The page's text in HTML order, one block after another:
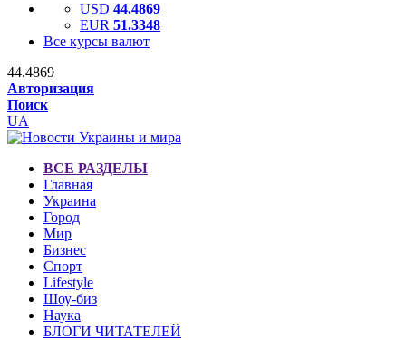
USD 44.4869
EUR 51.3348
Все курсы валют
44.4869
Авторизация
Поиск
UA
ВСЕ РАЗДЕЛЫ
Главная
Украина
Город
Мир
Бизнес
Спорт
Lifestyle
Шоу-биз
Наука
БЛОГИ ЧИТАТЕЛЕЙ